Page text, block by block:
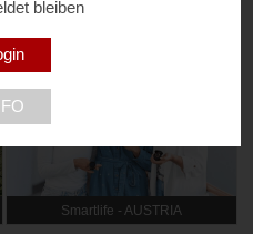
Smartlife - AUSTRIA
bleiben